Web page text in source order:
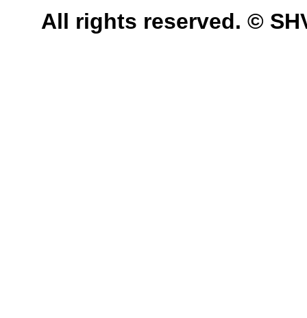
All rights reserved. ©